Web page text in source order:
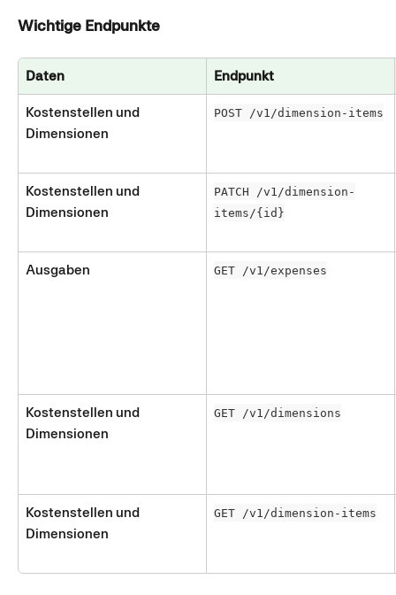
Wichtige Endpunkte
Daten Endpunkt
Kostenstellen und
Dimensionen
POST /v1/dimension-items
Kostenstellen und
Dimensionen
PATCH /v1/dimension-
items/{id}
Ausgaben GET /v1/expenses
Kostenstellen und
Dimensionen
GET /v1/dimensions
Kostenstellen und
Dimensionen
GET /v1/dimension-items